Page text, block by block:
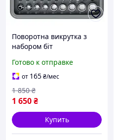
Поворотна викрутка з
набором біт
Screwdriver Set 40-in-1
Готово к отправке
от 165₴/мес
1 650₴
1 850 ₴
Купить